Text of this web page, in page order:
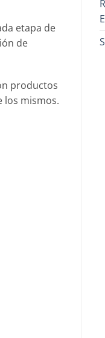
etapa de
de
productos
los mismos.